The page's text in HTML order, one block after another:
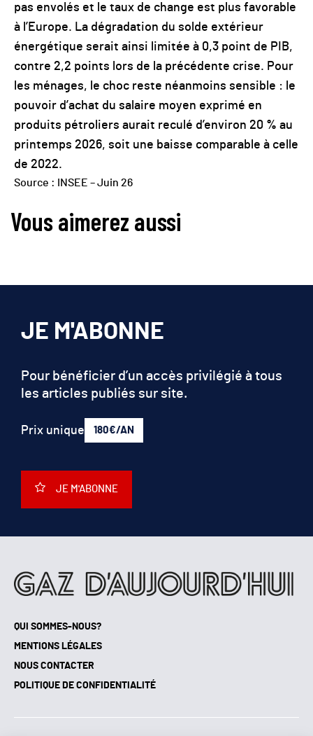
pas envolés et le taux de change est plus favorable
à l’Europe. La dégradation du solde extérieur
énergétique serait ainsi limitée à 0,3 point de PIB,
contre 2,2 points lors de la précédente crise. Pour
les ménages, le choc reste néanmoins sensible : le
pouvoir d’achat du salaire moyen exprimé en
produits pétroliers aurait reculé d’environ 20 % au
printemps 2026, soit une baisse comparable à celle
de 2022.
Source : INSEE – Juin 26
Vous aimerez aussi
QUI SOMMES-NOUS?
MENTIONS LÉGALES
NOUS CONTACTER
POLITIQUE DE CONFIDENTIALITÉ
JE M'ABONNE
Pour bénéficier d’un accès privilégié à tous
les articles publiés sur site.
Prix unique 180€/AN
JE M'ABONNE